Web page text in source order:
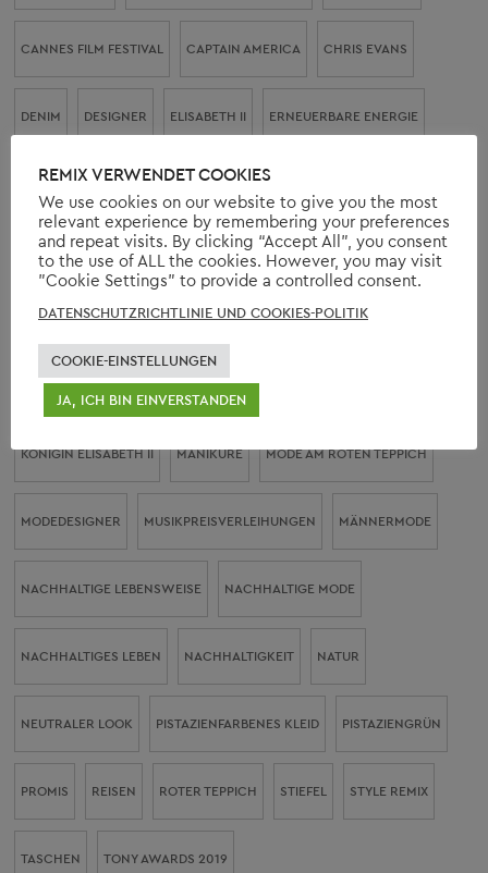
CANNES FILM FESTIVAL CAPTAIN AMERICA CHRIS EVANS
DENIM DESIGNER ELISABETH II ERNEUERBARE ENERGIE
FESTIVALS IN EUROPA FRISUREN FRÜHJAHR 2019
FRÜHLING 2018 GEBURTSTAG KÖNIGIN ELISABETH II
GRÜNE MARKE DER WOCHE GRÜNE MODE HAARPFLEGE
HERBST/WINTER 2018 HOLLYWOOD
KÖNIGIN ELISABETH II MANIKÜRE MODE AM ROTEN TEPPICH
MODEDESIGNER MUSIKPREISVERLEIHUNGEN MÄNNERMODE
NACHHALTIGE LEBENSWEISE NACHHALTIGE MODE
NACHHALTIGES LEBEN NACHHALTIGKEIT NATUR
NEUTRALER LOOK PISTAZIENFARBENES KLEID PISTAZIENGRÜN
PROMIS REISEN ROTER TEPPICH STIEFEL STYLE REMIX
TASCHEN TONY AWARDS 2019
REMIX VERWENDET COOKIES
We use cookies on our website to give you the most
relevant experience by remembering your preferences
and repeat visits. By clicking “Accept All”, you consent
to the use of ALL the cookies. However, you may visit
"Cookie Settings" to provide a controlled consent.
DATENSCHUTZRICHTLINIE UND COOKIES-POLITIK
COOKIE-EINSTELLUNGEN
JA, ICH BIN EINVERSTANDEN